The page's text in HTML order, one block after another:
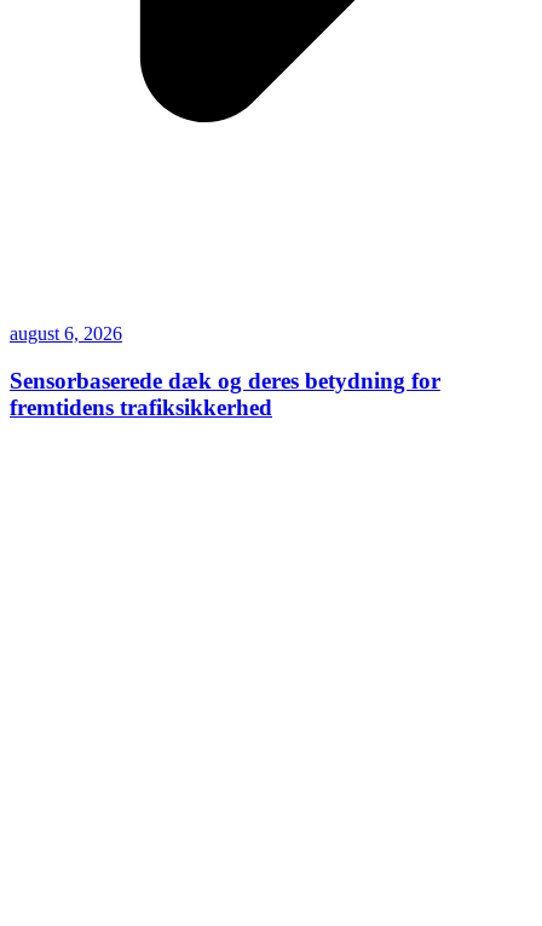
august 6, 2026
Sensorbaserede dæk og deres betydning for
fremtidens trafiksikkerhed